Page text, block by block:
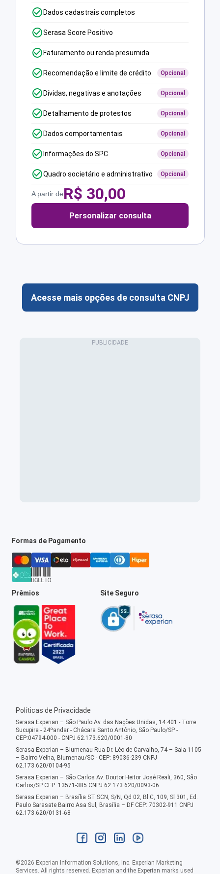
Dados cadastrais completos
Serasa Score Positivo
Faturamento ou renda presumida
Recomendação e limite de crédito Opcional
Dívidas, negativas e anotações Opcional
Detalhamento de protestos Opcional
Dados comportamentais Opcional
Informações do SPC Opcional
Quadro societário e administrativo Opcional
A partir deR$ 30,00
Personalizar consulta
Acesse mais opções de consulta CNPJ
Formas de Pagamento
Prêmios Site Seguro
Políticas de Privacidade
Serasa Experian – São Paulo Av. das Nações Unidas, 14.401 - Torre
Sucupira - 24ºandar - Chácara Santo Antônio, São Paulo/SP -
CEP:04794-000 - CNPJ 62.173.620/0001-80
Serasa Experian – Blumenau Rua Dr. Léo de Carvalho, 74 – Sala 1105
– Bairro Velha, Blumenau/SC - CEP: 89036-239 CNPJ
62.173.620/0104-95
Serasa Experian – São Carlos Av. Doutor Heitor José Reali, 360, São
Carlos/SP CEP: 13571-385 CNPJ 62.173.620/0093-06
Serasa Experian – Brasília ST SCN, S/N, Qd 02, Bl C, 109, Sl 301, Ed.
Paulo Sarasate Bairro Asa Sul, Brasília – DF CEP: 70302-911 CNPJ
62.173.620/0131-68
©2026 Experian Information Solutions, Inc. Experian Marketing
Services. All rights reserved. Experian and the Experian marks used